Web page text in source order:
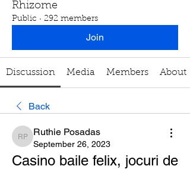
Rhizome
Public · 292 members
Join
Discussion Media Members About
Back
Ruthie Posadas
Ruthie Posadas
September 26, 2023
Casino baile felix, jocuri de